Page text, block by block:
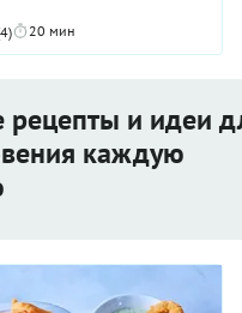
20 мин
и идеи
каждую